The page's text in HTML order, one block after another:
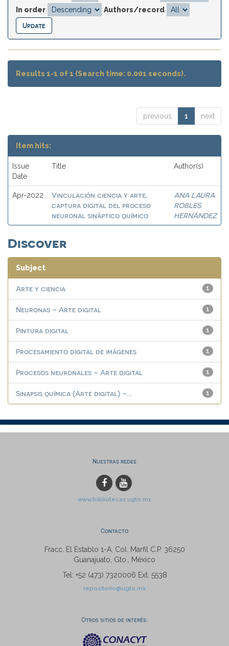
In order
Authors/record
Results 1-1 of 1 (Search time: 0.001 seconds).
previous 1 next
Item hits:
Issue
Date
Title Author(s)
Apr-2022
Vinculación ciencia y arte,
captura digital del proceso
neuronal sináptico químico
ANA LAURA
ROBLES
HERNÁNDEZ
Discover
Subject
1
Arte y ciencia
1
Neuronas – Arte digital
1
Pintura digital
1
Procesamiento digital de imágenes
1
Procesos neuronales – Arte digital
1
Sinapsis química (Arte digital) –...
Nuestras redes
www.bibliotecas.ugto.mx
Contacto
Fracc. El Establo 1-A, Col. Marfil C.P. 36250
Guanajuato, Gto., México
Tel: +52 (473) 7320006 Ext. 5538
repositorio@ugto.mx
Otros sitios de interés: